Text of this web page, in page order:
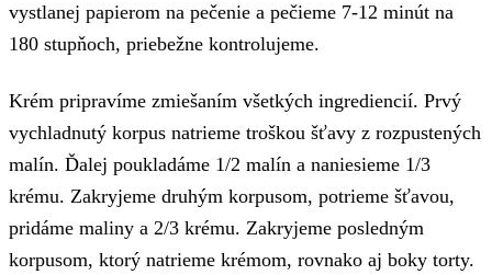
vystlanej papierom na pečenie a pečieme 7-12 minút na
180 stupňoch, priebežne kontrolujeme.
Krém pripravíme zmiešaním všetkých ingrediencií. Prvý
vychladnutý korpus natrieme troškou šťavy z rozpustených
malín. Ďalej poukladáme 1/2 malín a naniesieme 1/3
krému. Zakryjeme druhým korpusom, potrieme šťavou,
pridáme maliny a 2/3 krému. Zakryjeme posledným
korpusom, ktorý natrieme krémom, rovnako aj boky torty.